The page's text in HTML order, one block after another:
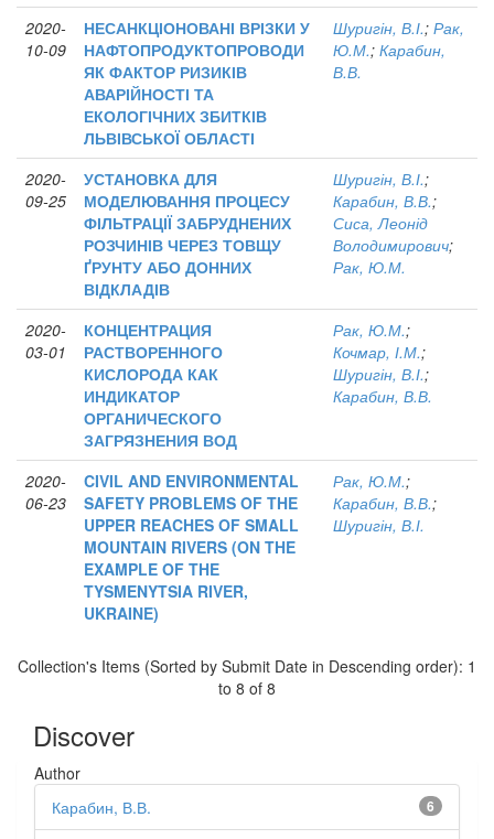
2020-
10-09
НЕСАНКЦІОНОВАНІ ВРІЗКИ У
НАФТОПРОДУКТОПРОВОДИ
ЯК ФАКТОР РИЗИКІВ
АВАРІЙНОСТІ ТА
ЕКОЛОГІЧНИХ ЗБИТКІВ
ЛЬВІВСЬКОЇ ОБЛАСТІ
Шуригін, В.І.; Рак,
Ю.М.; Карабин,
В.В.
2020-
09-25
УСТАНОВКА ДЛЯ
МОДЕЛЮВАННЯ ПРОЦЕСУ
ФІЛЬТРАЦІЇ ЗАБРУДНЕНИХ
РОЗЧИНІВ ЧЕРЕЗ ТОВЩУ
ҐРУНТУ АБО ДОННИХ
ВІДКЛАДІВ
Шуригін, В.І.;
Карабин, В.В.;
Сиса, Леонід
Володимирович;
Рак, Ю.М.
2020-
03-01
КОНЦЕНТРАЦИЯ
РАСТВОРЕННОГО
КИСЛОРОДА КАК
ИНДИКАТОР
ОРГАНИЧЕСКОГО
ЗАГРЯЗНЕНИЯ ВОД
Рак, Ю.М.;
Кочмар, І.М.;
Шуригін, В.І.;
Карабин, В.В.
2020-
06-23
CIVIL AND ENVIRONMENTAL
SAFETY PROBLEMS OF THE
UPPER REACHES OF SMALL
MOUNTAIN RIVERS (ON THE
EXAMPLE OF THE
TYSMENYTSIA RIVER,
UKRAINE)
Рак, Ю.М.;
Карабин, В.В.;
Шуригін, В.І.
Collection's Items (Sorted by Submit Date in Descending order): 1
to 8 of 8
Discover
Author
6
Карабин, В.В.